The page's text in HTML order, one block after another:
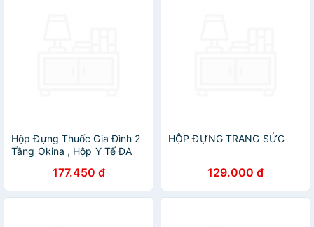
Hộp Đựng Thuốc Gia Đình 2
Tầng Okina , Hộp Y Tế ĐA
Lớn Siêu Tiện Dụng - Hàng
chính hãng inochi ( Tặng
kèm khăn lau pakasa) Giao
177.450 đ
HỘP ĐỰNG TRANG SỨC
129.000 đ